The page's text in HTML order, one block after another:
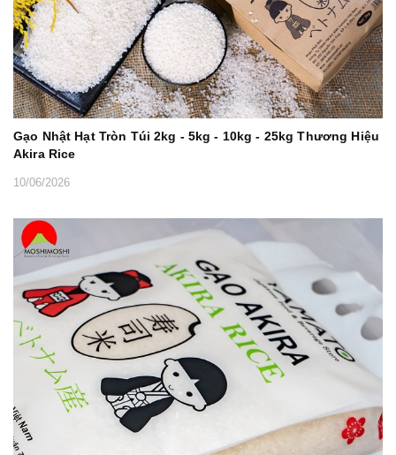
Gạo Nhật Hạt Tròn Túi 2kg - 5kg - 10kg - 25kg Thương Hiệu
Akira Rice
10/06/2026